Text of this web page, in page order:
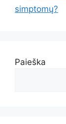
simptomų?
Paieška